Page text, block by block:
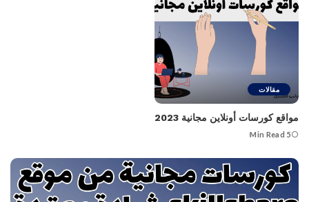
مقالات
مواقع كورسات أونلاين مجانية 2023
5 Min Read